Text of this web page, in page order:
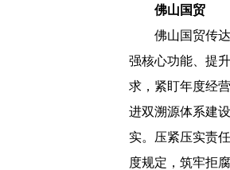
佛山国贸
佛山国贸传
强核心功能、提
求，紧盯年度经
进双溯源体系建
实。压紧压实责
度规定，筑牢拒